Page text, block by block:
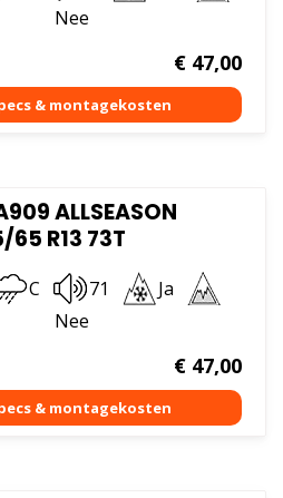
Nee
€47,00
ALLSEASON
65 R13 73T
C 71
Ja
Nee
€47,00